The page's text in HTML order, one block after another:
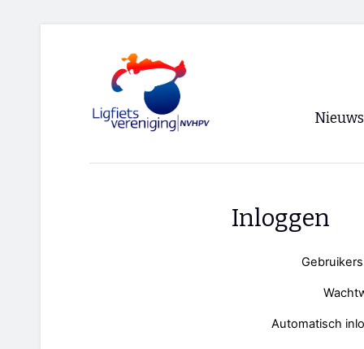
Nieuws
Inloggen
Automatisch